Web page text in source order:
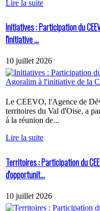
Lire la suite
Initiatives : Participation du
l'initiative ...
10 juillet 2026
Le CEEVO, l'Agence de
territoires du Val d'Oise, a
à la réunion de...
Lire la suite
Territoires : Participation du
d'opportunit...
10 juillet 2026